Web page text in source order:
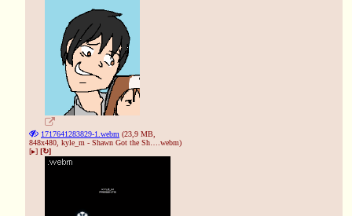
1717641283829-1.webm (23,9 MB,
848x480, kyle_m - Shawn Got the Sh….webm)
[▸] [↻]